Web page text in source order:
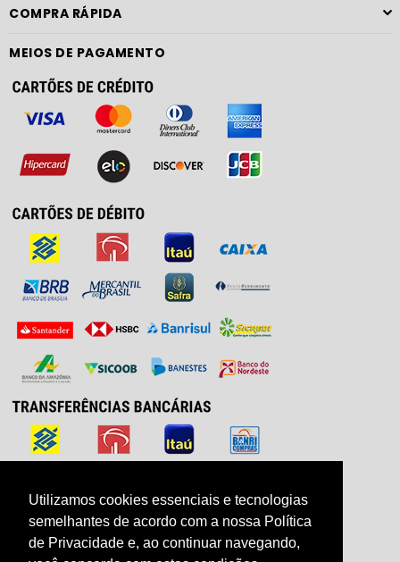
Utilizamos cookies essenciais e tecnologias
semelhantes de acordo com a nossa Política
de Privacidade e, ao continuar navegando,
Utilizamos cookies essenciais e tecnologias
semelhantes de acordo com a nossa Política
de Privacidade e, ao continuar navegando,
COMPRA RÁPIDA
MEIOS DE PAGAMENTO